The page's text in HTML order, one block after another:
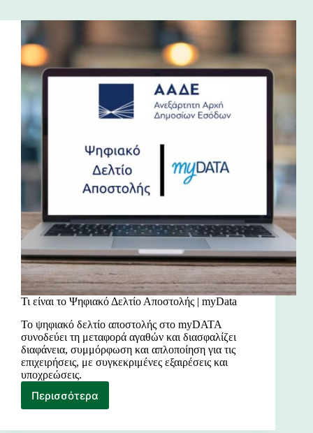
Τι είναι το Ψηφιακό Δελτίο Αποστολής | myData
Το ψηφιακό δελτίο αποστολής στο myDATA
συνοδεύει τη μεταφορά αγαθών και διασφαλίζει
διαφάνεια, συμμόρφωση και απλοποίηση για τις
επιχειρήσεις, με συγκεκριμένες εξαιρέσεις και
υποχρεώσεις.
Περισσότερα
Τι
το